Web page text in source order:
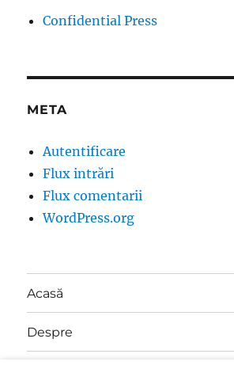
Confidential Press
META
Autentificare
Flux intrări
Flux comentarii
WordPress.org
Acasă
Despre